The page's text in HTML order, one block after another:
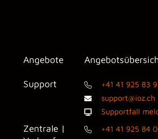
Angebote
Support
+41 41 925 83
support@ioz.ch
Supportfall
Zentrale |
+41 41 925 84